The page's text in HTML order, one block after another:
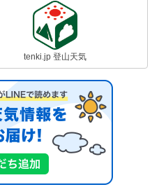
tenki.jp 登山天気